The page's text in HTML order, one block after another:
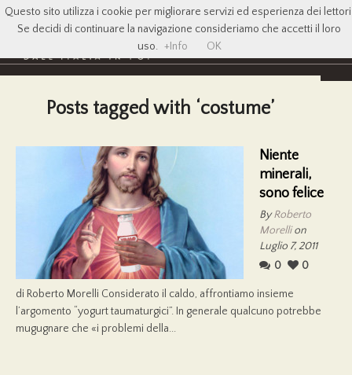
Posts tagged with ‘costume’
Niente
minerali,
sono felice
ByRoberto
Morellion
Luglio 7, 2011
0
0
di Roberto Morelli Considerato il caldo, affrontiamo insieme
l’argomento “yogurt taumaturgici”. In generale qualcuno potrebbe
mugugnare che «i problemi della...
Questo sito utilizza i cookie per migliorare servizi ed esperienza dei
Se decidi di continuare la navigazione consideriamo che accetti il loro
uso. +Info OK